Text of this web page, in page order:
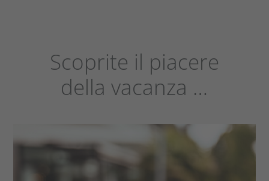
Scoprite il piacere
della vacanza …